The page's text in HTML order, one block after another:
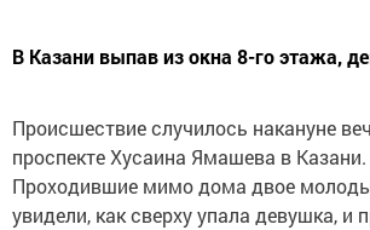
В Казани выпав из окна 8-го этажа,
Происшествие случилось накануне
проспекте Хусаина Ямашева в Казани.
Проходившие мимо дома двое
увидели, как сверху упала девушка, и